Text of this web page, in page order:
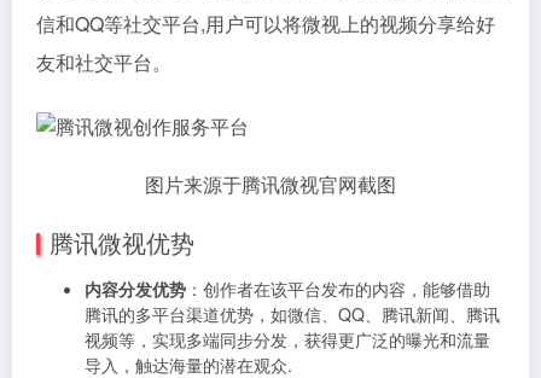
信和QQ等社交平台,用户可以将微视上的视频分享给好
友和社交平台。
图片来源于腾讯微视官网截图
腾讯微视优势
内容分发优势 ：创作者在该平台发布的内容，能够借助
腾讯的多平台渠道优势，如微信、QQ、腾讯新闻、腾讯
视频等，实现多端同步分发，获得更广泛的曝光和流量
导入，触达海量的潜在观众.